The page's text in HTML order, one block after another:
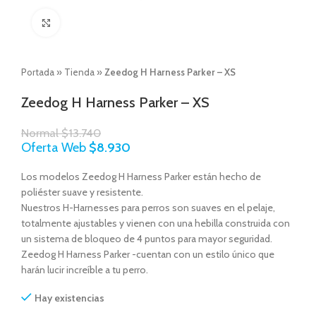
Portada » Tienda » Zeedog H Harness Parker – XS
Zeedog H Harness Parker – XS
Normal$13.740
Oferta Web $8.930
Los modelos Zeedog H Harness Parker están hecho de
poliéster suave y resistente.
Nuestros H-Harnesses para perros son suaves en el pelaje,
totalmente ajustables y vienen con una hebilla construida con
un sistema de bloqueo de 4 puntos para mayor seguridad.
Zeedog H Harness Parker -cuentan con un estilo único que
harán lucir increíble a tu perro.
Hay existencias